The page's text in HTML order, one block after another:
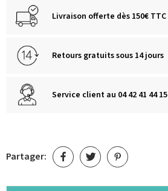
Livraison offerte dès 150€ TTC
Retours gratuits sous 14 jours
Service client au 04 42 41 44 15
Partager: